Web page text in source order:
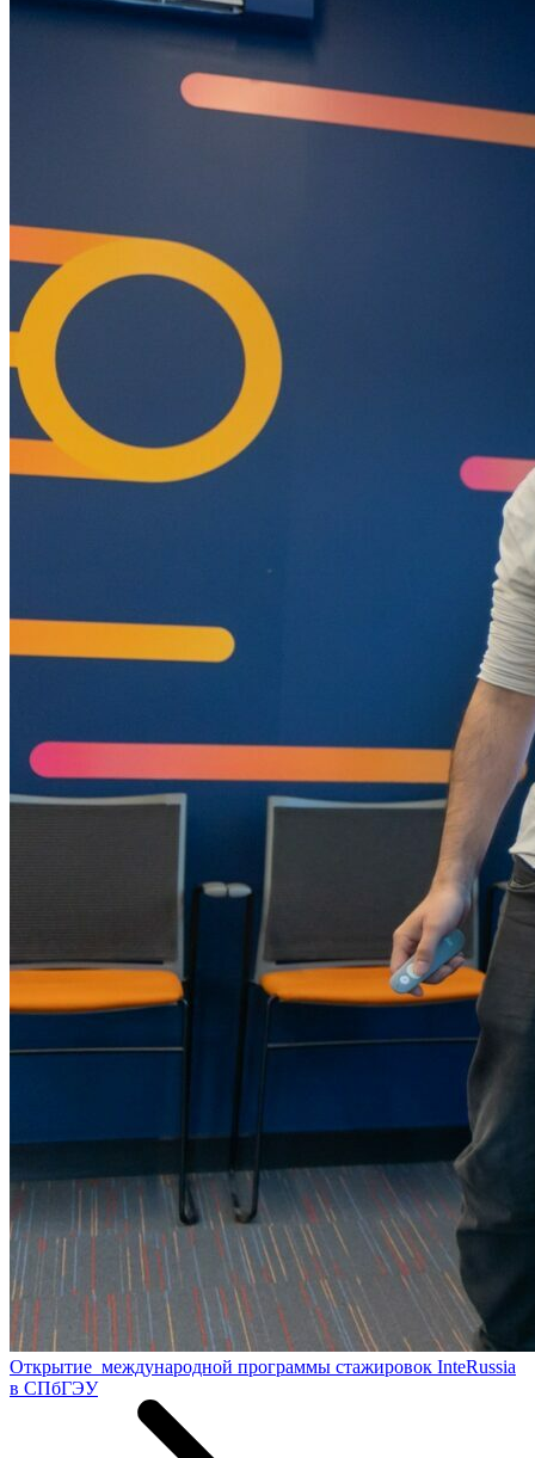
Открытие международной программы стажировок InteRussia
в СПбГЭУ